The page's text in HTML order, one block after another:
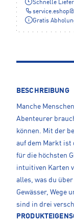
Schnelle
service.eshop@
Gratis
BESCHREIBUNG
Manche
Abenteurer
können. Mit der
auf dem Markt ist
für die höchsten
intuitiven Karten
alles, was du
Gewässer, Wege
sind in drei